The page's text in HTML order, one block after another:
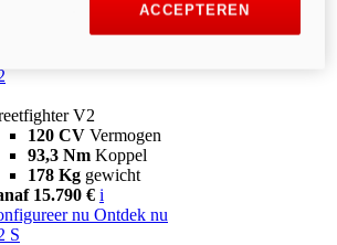
V2
120 CV Vermogen
93,3 Nm Koppel
178 Kg gewicht
15.790 € i
nu Ontdek nu
S
ACCEPTEREN